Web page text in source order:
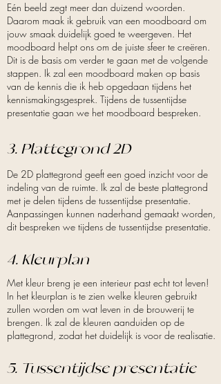
Eén beeld zegt meer dan duizend woorden.
Daarom maak ik gebruik van een moodboard om
jouw smaak duidelijk goed te weergeven. Het
moodboard helpt ons om de juiste sfeer te creëren.
Dit is de basis om verder te gaan met de volgende
stappen. Ik zal een moodboard maken op basis
van de kennis die ik heb opgedaan tijdens het
kennismakingsgesprek. Tijdens de tussentijdse
presentatie gaan we het moodboard bespreken.
3. Plattegrond 2D
De 2D plattegrond geeft een goed inzicht voor de
indeling van de ruimte. Ik zal de beste plattegrond
met je delen tijdens de tussentijdse presentatie.
Aanpassingen kunnen naderhand gemaakt worden,
dit bespreken we tijdens de tussentijdse presentatie.
4. Kleurplan
Met kleur breng je een interieur past echt tot leven!
In het kleurplan is te zien welke kleuren gebruikt
zullen worden om wat leven in de brouwerij te
brengen. Ik zal de kleuren aanduiden op de
plattegrond, zodat het duidelijk is voor de realisatie.
5. Tussentijdse presentatie